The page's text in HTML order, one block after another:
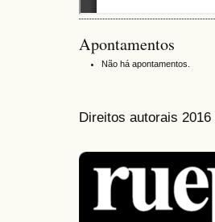
Apontamentos
Não há apontamentos.
Direitos autorais